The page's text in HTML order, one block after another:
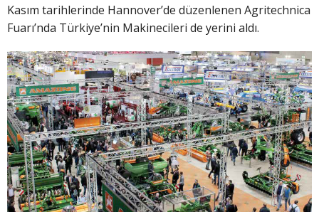
Kasım tarihlerinde Hannover’de düzenlenen Agritechnica
Fuarı’nda Türkiye’nin Makinecileri de yerini aldı.